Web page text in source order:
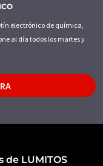
electrónico de química,
al día todos los martes y
de LUMITOS